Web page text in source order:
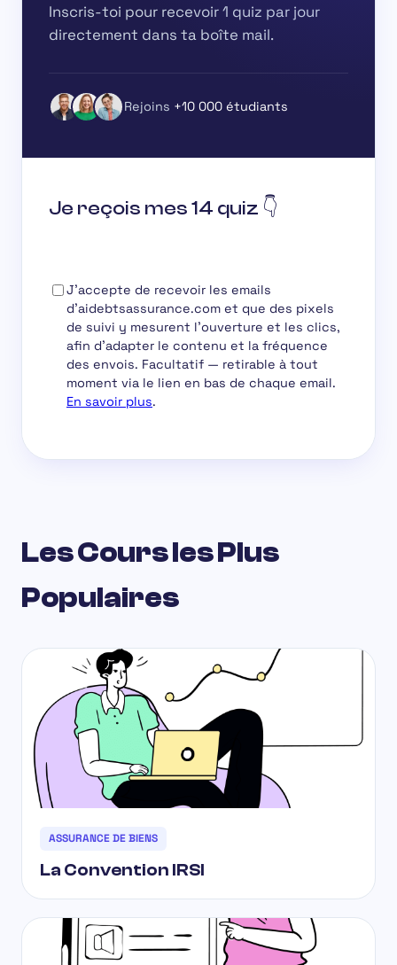
Inscris-toi pour recevoir1 quiz par jour
directement dans ta boîte mail.
Rejoins +10 000 étudiants
Je reçois mes 14 quiz 👇
J'accepte de recevoir les emails
d'aidebtsassurance.com et que des pixels
de suivi y mesurent l'ouverture et les clics,
afin d'adapter le contenu et la fréquence
des envois. Facultatif — retirable à tout
moment via le lien en bas de chaque email.
En savoir plus.
Les Cours les Plus
Populaires
ASSURANCE DE BIENS
La Convention IRSI